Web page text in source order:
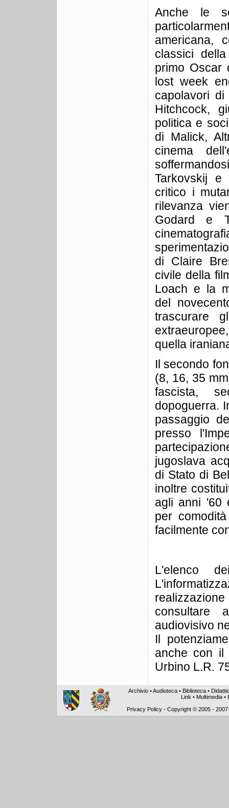
Anche le
americana,
classici
primo Oscar
lost week
capolavori
Hitchcock,
politica e
di Malick,
cinema
Tarkovskij
critico i
rilevanza
Godard e
di Claire
civile della
Loach e la
del
trascurare
quella
Il secondo
(8, 16, 35
fascista,
dopoguerra.
passaggio
presso
jugoslava
di Stato di
inoltre
agli anni '60
per
facilmente
L'elenco
consultare
audiovisivo
Il
anche con il
Urbino L.R.
Archivio •Audioteca • Biblioteca •
Link • Multimedia •
Privacy Policy -Copyright © 2005 -